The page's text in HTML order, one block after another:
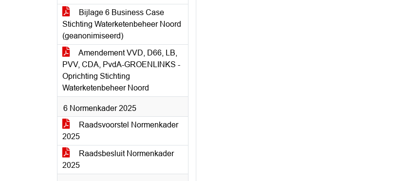
Bijlage 6 Business Case
Stichting Waterketenbeheer Noord
(geanonimiseerd)
Amendement VVD, D66, LB,
PVV, CDA, PvdA-GROENLINKS -
Oprichting Stichting
Waterketenbeheer Noord
6 Normenkader 2025
Raadsvoorstel Normenkader
2025
Raadsbesluit Normenkader
2025